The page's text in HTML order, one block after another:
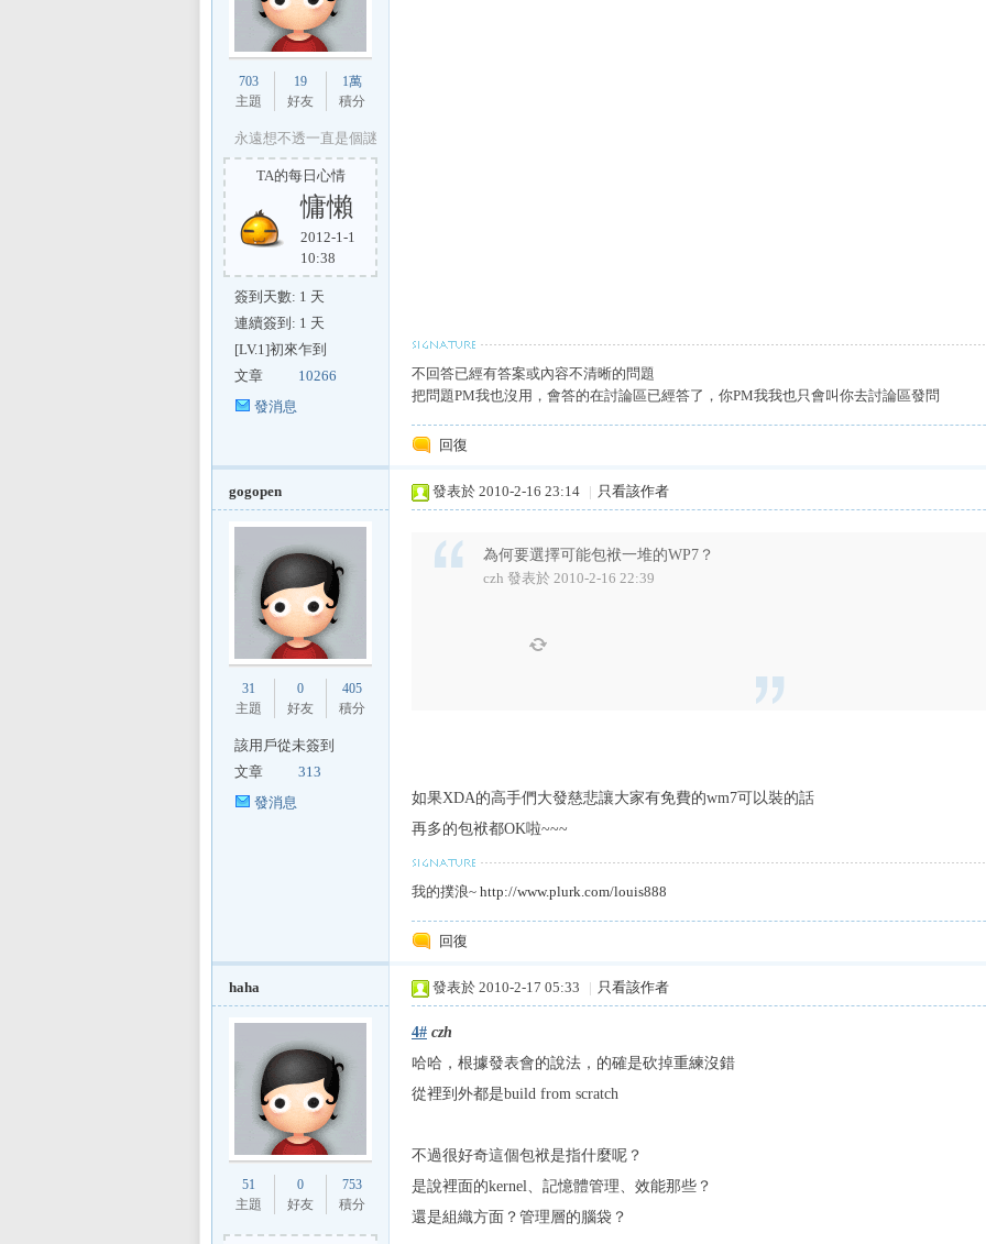
703
主題
19
好友
1萬
積分
永遠想不透一直是個謎
TA的每日心情
慵懶
2012-1-1
10:38
簽到天數: 1 天
連續簽到: 1 天
[LV.1]初來乍到
文章
10266
發消息
不回答已經有答案或內容不清晰的問題
把問題PM我也沒用，會答的在討論區已經答了，你PM我我也只會叫你去討論區發問
回復
gogopen
31
主題
0
好友
405
積分
該用戶從未簽到
文章
313
發消息
發表於 2010-2-16 23:14 | 只看該作者
為何要選擇可能包袱一堆的WP7？
czh 發表於 2010-2-16 22:39
如果XDA的高手們大發慈悲讓大家有免費的wm7可以裝的話
再多的包袱都OK啦~~~
我的撲浪~ http://www.plurk.com/louis888
回復
haha
51
主題
0
好友
753
積分
發表於 2010-2-17 05:33 | 只看該作者
4# czh
哈哈，根據發表會的說法，的確是砍掉重練沒錯
從裡到外都是build from scratch
不過很好奇這個包袱是指什麼呢？
是說裡面的kernel、記憶體管理、效能那些？
還是組織方面？管理層的腦袋？